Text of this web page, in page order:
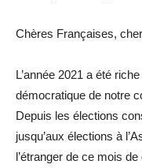
Chères Françaises,
L’année 2021 a été
démocratique de notre
Depuis les élections
jusqu’aux élections à
l’étranger de ce mois